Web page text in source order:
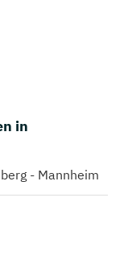
in
- Mannheim